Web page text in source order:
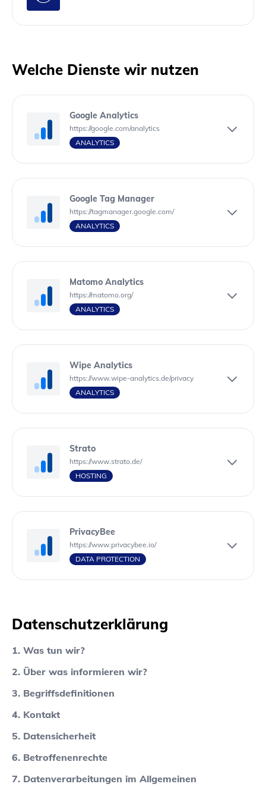
Welche Dienste wir nutzen
Google Analytics
https://google.com/analytics
ANALYTICS
Google Tag Manager
https://tagmanager.google.com/
ANALYTICS
Matomo Analytics
https://matomo.org/
ANALYTICS
Wipe Analytics
https://www.wipe-analytics.de/privacy
ANALYTICS
Strato
https://www.strato.de/
HOSTING
PrivacyBee
https://www.privacybee.io/
DATA PROTECTION
Datenschutzerklärung
1. Was tun wir?
2. Über was informieren wir?
3. Begriffsdefinitionen
4. Kontakt
5. Datensicherheit
6. Betroffenenrechte
7. Datenverarbeitungen im Allgemeinen